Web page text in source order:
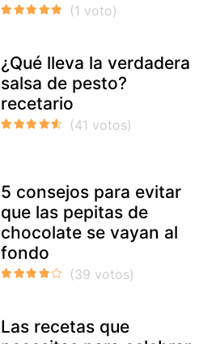
¿Qué lleva la verdadera
salsa de pesto?
recetario
5 consejos para evitar
que las pepitas de
chocolate se vayan al
fondo
Las recetas que